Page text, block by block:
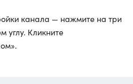
канала — нажмите на три
углу. Кликните